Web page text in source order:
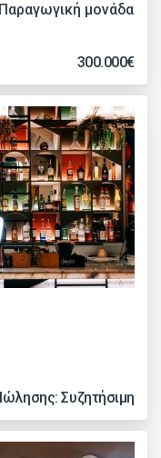
μονάδα
300.000€
Συζητήσιμη